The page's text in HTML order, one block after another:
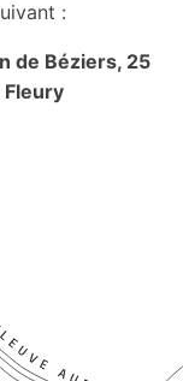
:
de Béziers, 25